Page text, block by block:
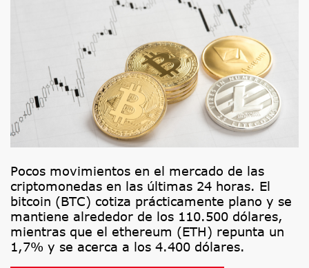
Pocos movimientos en el mercado de las
criptomonedas en las últimas 24 horas. El
bitcoin (BTC) cotiza prácticamente plano y se
mantiene alrededor de los 110.500 dólares,
mientras que el ethereum (ETH) repunta un
1,7% y se acerca a los 4.400 dólares.